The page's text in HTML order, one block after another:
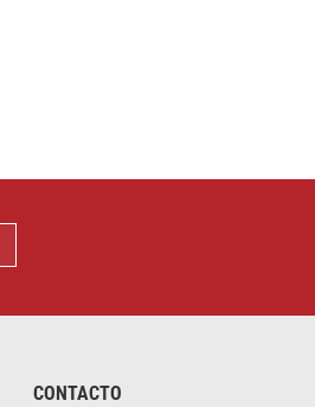
CONTACTO